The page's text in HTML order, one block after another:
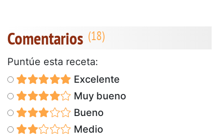
Comentarios
Puntúe esta receta:
Excelente
Muy bueno
Bueno
Medio